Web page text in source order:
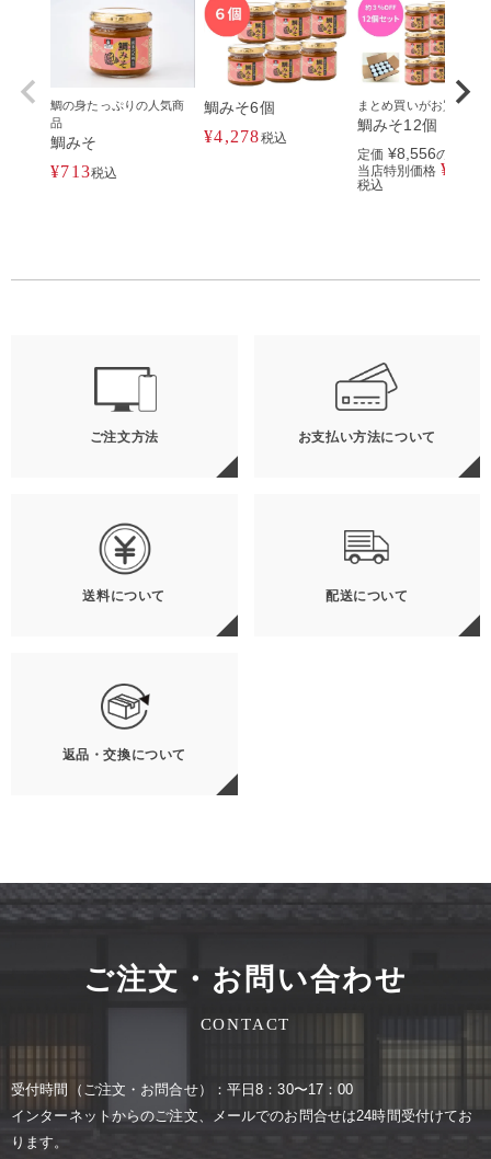
鯛の身たっぷりの人気商
品
鯛みそ
¥713税込
鯛みそ6個
¥4,278税込
まとめ買いがお買得！
鯛みそ12個
定価 ¥8,556のところ
当店特別価格 ¥
税込
ご注文方法 お支払い方法について
送料について 配送について
返品・交換について
ご注文・お問い合わせ
CONTACT
受付時間（ご注⽂・お問合せ）：平⽇8：30〜17：00
インターネットからのご注⽂、メールでのお問合せは24時間受付けてお
ります。